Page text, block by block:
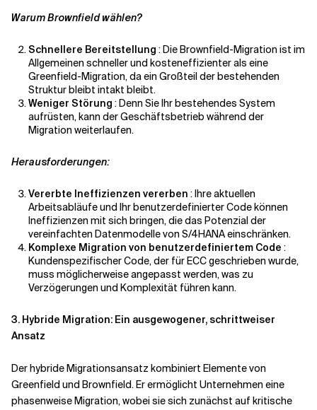
Warum Brownfield wählen?
Schnellere Bereitstellung : Die Brownfield-Migration ist im
Allgemeinen schnellerund kosteneffizienter als eine
Greenfield-Migration, da ein Großteil der bestehenden
Strukturbleibt intakt bleibt.
Weniger Störung : Denn SieIhr bestehendes System
aufrüsten, kann der Geschäftsbetrieb während der
Migration weiterlaufen.
Herausforderungen:
Vererbte Ineffizienzen vererben : Ihre aktuellen
Arbeitsabläufe und Ihr benutzerdefinierter Code können
Ineffizienzen mit sich bringen, die das Potenzial der
vereinfachten Datenmodelle von S/4HANA einschränken.
Komplexe Migration von benutzerdefiniertem Code :
Kundenspezifischer Code, der für ECC geschrieben wurde,
muss möglicherweise angepasst werden, was zu
Verzögerungen und Komplexität führen kann.
3. Hybride Migration: Ein ausgewogener, schrittweiser
Ansatz
Der hybride Migrationsansatz kombiniert Elemente von
Greenfield und Brownfield. Er ermöglicht Unternehmen eine
phasenweise Migration, wobei sie sich zunächst auf kritische